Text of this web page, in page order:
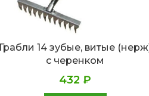
Грабли 14 зубые, витые
с черенком
432₽